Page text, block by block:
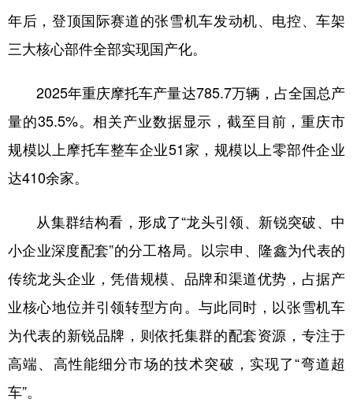
年后，登顶国际赛道的张雪机车发动机、电控、车架
三大核心部件全部实现国产化。
2025年重庆摩托车产量达785.7万辆，占全国总产
量的35.5%。相关产业数据显示，截至目前，重庆市
规模以上摩托车整车企业51家，规模以上零部件企业
达410余家。
从集群结构看，形成了“龙头引领、新锐突破、中
小企业深度配套”的分工格局。以宗申、隆鑫为代表的
传统龙头企业，凭借规模、品牌和渠道优势，占据产
业核心地位并引领转型方向。与此同时，以张雪机车
为代表的新锐品牌，则依托集群的配套资源，专注于
高端、高性能细分市场的技术突破，实现了“弯道超
车”。